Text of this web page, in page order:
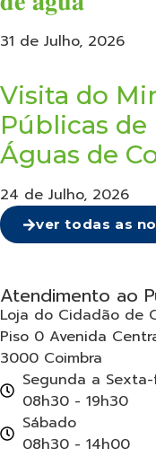
31 de Julho, 2026
Visita do
Públicas
Águas de
24 de Julho, 2026
ver todas as
Atendimento ao
Loja do Cidadão de
Piso 0 Avenida
3000 Coimbra
Segunda a
08h30 - 19h30
Sábado
08h30 - 14h00